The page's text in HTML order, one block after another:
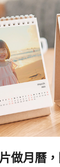
做月曆